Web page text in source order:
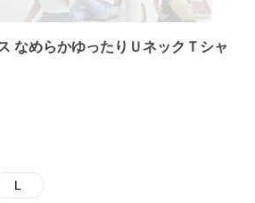
なめらかゆったりＵネックＴシャ
L